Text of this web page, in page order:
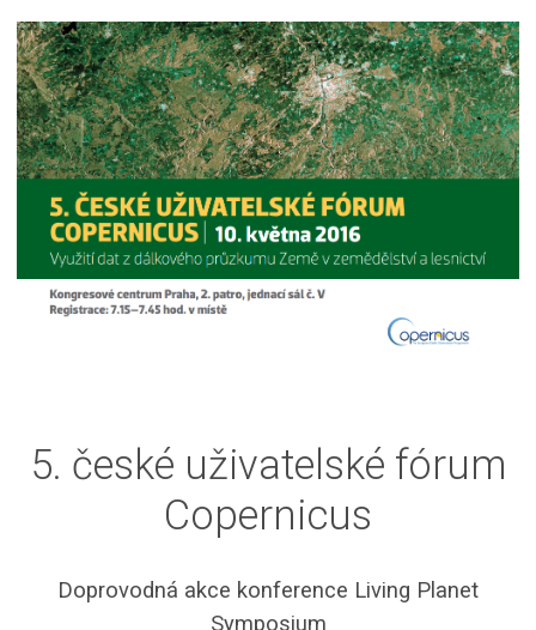
5. české uživatelské fórum
Copernicus
Doprovodná akce konference Living Planet
Symposium